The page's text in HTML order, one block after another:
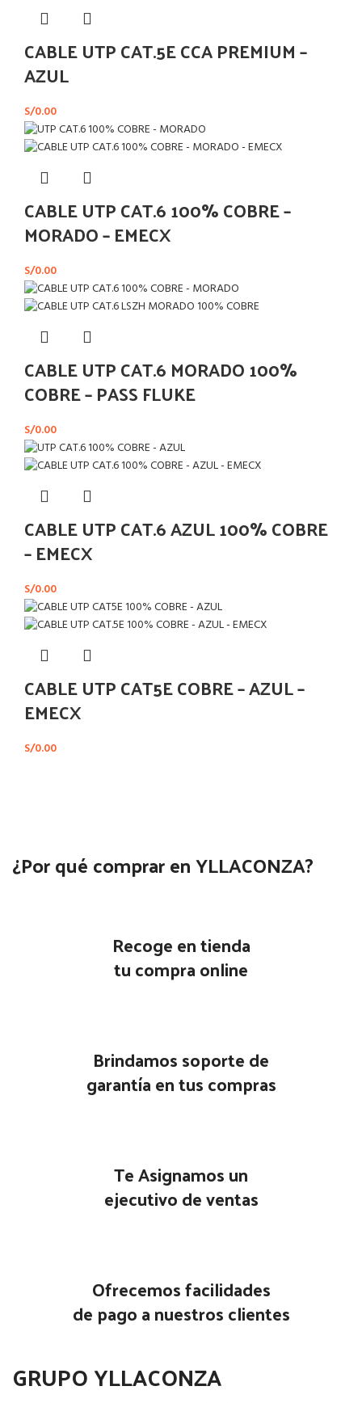
CABLE UTP CAT.5E CCA PREMIUM –
AZUL
S/0.00
CABLE UTP CAT.6 100% COBRE –
MORADO – EMECX
S/0.00
CABLE UTP CAT.6 MORADO 100%
COBRE – PASS FLUKE
S/0.00
CABLE UTP CAT.6 AZUL 100% COBRE
– EMECX
S/0.00
CABLE UTP CAT5E COBRE – AZUL –
EMECX
S/0.00
¿Por qué comprar en YLLACONZA?
Recoge en tienda
tu compra online
Brindamos soporte de
garantía en tus compras
Te Asignamos un
ejecutivo de ventas
Ofrecemos facilidades
de pago a nuestros clientes
GRUPO YLLACONZA